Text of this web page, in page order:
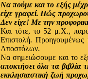
Να πούμε και το εξής
είχε γραφεί. Πώς
Δεν είχε! Με την
Και τότε, το 52 μ.Χ.,
Επιστολή. Προηγουμένως
Aποστόλων.
Nα σημειώσουμε και το
αποκτήσει όλα τα βιβλία
εκκλησιαστική ζωή